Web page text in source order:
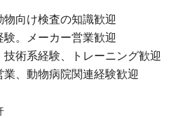
物向け検査の知識歓迎
験。メーカー営業歓迎
技術系経験、トレーニング歓迎
業、動物病院関連経験歓迎